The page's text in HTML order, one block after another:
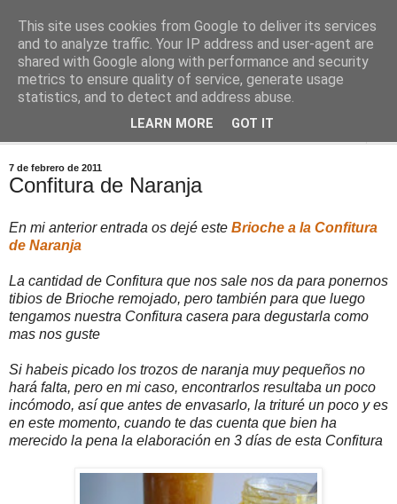
Comoju
La Cocina del Día a Día y el día a día de la Gastronomía
7 de febrero de 2011
Confitura de Naranja
En mi anterior entrada os dejé este Brioche a la Confitura
de Naranja
La cantidad de Confitura que nos sale nos da para ponernos
tibios de Brioche remojado, pero también para que luego
tengamos nuestra Confitura casera para degustarla como
mas nos guste
Si habeis picado los trozos de naranja muy pequeños no
hará falta, pero en mi caso, encontrarlos resultaba un poco
incómodo, así que antes de envasarlo, la trituré un poco y es
en este momento, cuando te das cuenta que bien ha
merecido la pena la elaboración en 3 días de esta Confitura
This site uses cookies from Google to deliver its services
and to analyze traffic. Your IP address and user-agent are
shared with Google along with performance and security
metrics to ensure quality of service, generate usage
statistics, and to detect and address abuse.
LEARN MORE GOT IT